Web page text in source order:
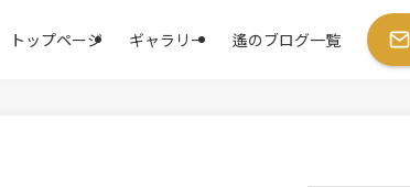
トップページ ギャラリー 遙のブログ一覧